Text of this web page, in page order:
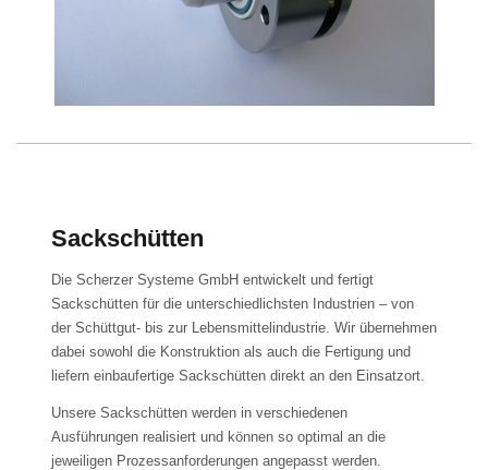
Sackschütten
Die Scherzer Systeme GmbH entwickelt und fertigt
Sackschütten für die unterschiedlichsten Industrien – von
der Schüttgut- bis zur Lebensmittelindustrie. Wir übernehmen
dabei sowohl die Konstruktion als auch die Fertigung und
liefern einbaufertige Sackschütten direkt an den Einsatzort.
Unsere Sackschütten werden in verschiedenen
Ausführungen realisiert und können so optimal an die
jeweiligen Prozessanforderungen angepasst werden.